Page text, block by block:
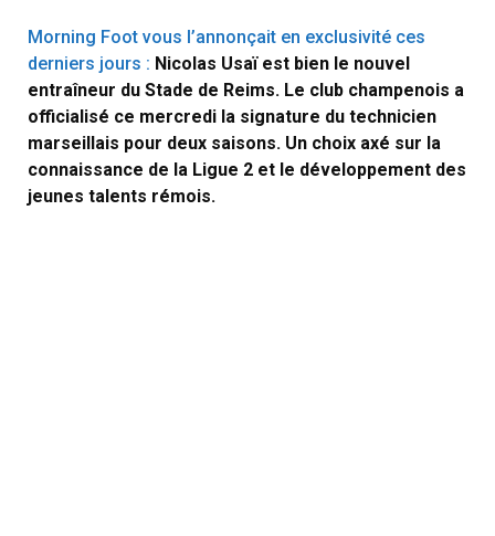
Morning Foot vous l’annonçait en exclusivité ces
derniers jours : Nicolas Usaï est bien le nouvel
entraîneur du Stade de Reims. Le club champenois a
officialisé ce mercredi la signature du technicien
marseillais pour deux saisons. Un choix axé sur la
connaissance de la Ligue 2 et le développement des
jeunes talents rémois.